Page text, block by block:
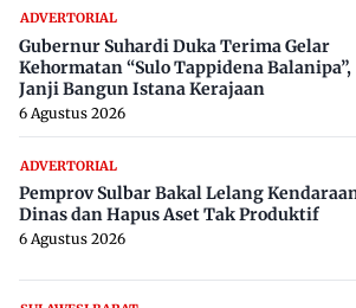
ADVERTORIAL
Gubernur Suhardi Duka Terima Gelar
Kehormatan “Sulo Tappidena Balanipa”,
Janji Bangun Istana Kerajaan
6 Agustus 2026
ADVERTORIAL
Pemprov Sulbar Bakal Lelang
Dinas dan Hapus Aset Tak Produktif
6 Agustus 2026